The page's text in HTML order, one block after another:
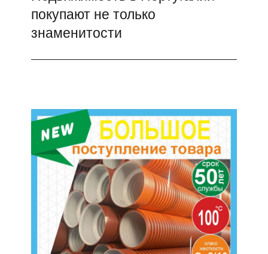
запись:
покупают не только
знаменитости